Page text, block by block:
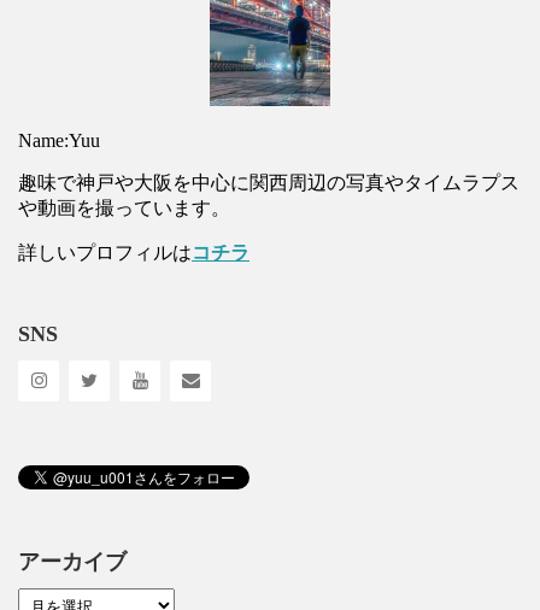
Name:Yuu
趣味で神戸や大阪を中心に関西周辺の写真やタイムラプス
や動画を撮っています。
詳しいプロフィルはコチラ
SNS
アーカイブ